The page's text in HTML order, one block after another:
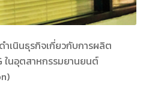
เนินธุรกิจเกี่ยวกับการผลิต
ในอุตสาหกรรมยานยนต์